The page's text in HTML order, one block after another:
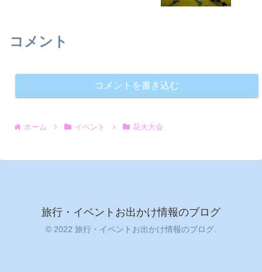
コメント
コメントを書き込む
ホーム イベント 花火大会
旅行・イベントお出かけ情報のブログ
© 2022 旅行・イベントお出かけ情報のブログ.